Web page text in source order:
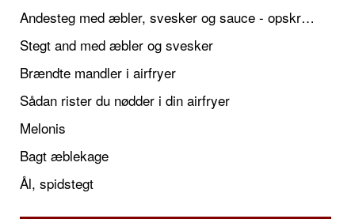
Andesteg med æbler, svesker og sauce - opskrift også til jul
Stegt and med æbler og svesker
Brændte mandler i airfryer
Sådan rister du nødder i din airfryer
Melonis
Bagt æblekage
Ål, spidstegt